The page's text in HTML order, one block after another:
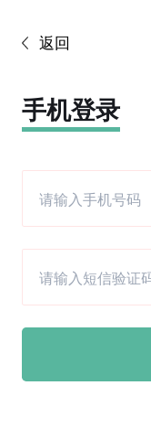
返回
手机登录